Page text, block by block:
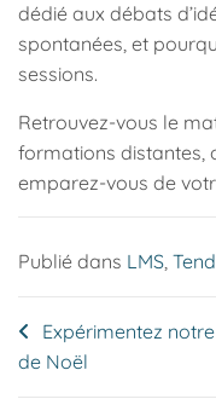
dédié aux débats
spontanées, et
sessions.
Retrouvez-vous le
formations distantes,
emparez-vous de
Publié dans LMS,
Navigation
de
Expérimentez
de Noël